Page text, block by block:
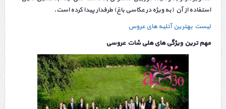
استفاده از آن (به ویژه در عکاسی باغ) طرفدار پیدا کرده است.
لیست بهترین آتلیه های عروس
مهم ترین ویژگی های هلی شات عروسی